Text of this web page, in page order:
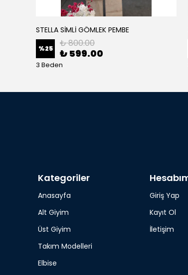
STELLA SİMLİ GÖMLEK PEMBE
%25 ₺ 800.00
₺ 599.00
3 Beden
Kategoriler
Anasayfa
Alt Giyim
Üst Giyim
Takım Modelleri
Elbise
Giriş Yap
Kayıt Ol
İletişim